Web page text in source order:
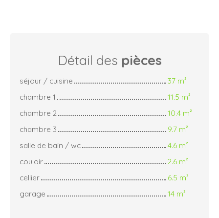
Détail des pièces
séjour / cuisine
37 m²
chambre 1
11.5 m²
chambre 2
10.4 m²
chambre 3
9.7 m²
salle de bain / wc
4.6 m²
couloir
2.6 m²
cellier
6.5 m²
garage
14 m²